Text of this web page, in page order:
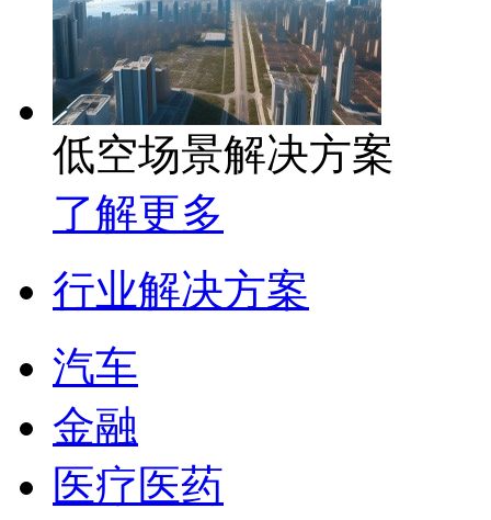
低空场景解决方案
了解更多
行业解决方案
汽车
金融
医疗医药